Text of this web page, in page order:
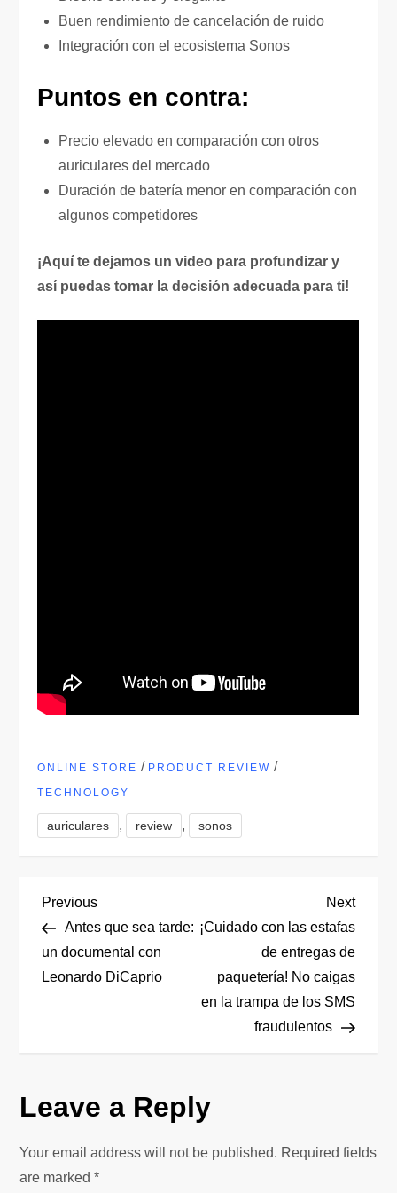
Buen rendimiento de cancelación de ruido
Integración con el ecosistema Sonos
Puntos en contra:
Precio elevado en comparación con otros
auriculares del mercado
Duración de batería menor en comparación con
algunos competidores
¡Aquí te dejamos un video para profundizar y
así puedas tomar la decisión adecuada para ti!
ONLINE STORE / PRODUCT REVIEW /
TECHNOLOGY
auriculares , review , sonos
P
o
s
a
v
Previous
Post
Previous
Antes que sea tarde:
un documental con
Leonardo DiCaprio
Next
Post
Next
¡Cuidado con las estafas
de entregas de
paquetería! No caigas
en la trampa de los SMS
fraudulentos
Leave a Reply
Your email address will not be published. Required fields
are marked*